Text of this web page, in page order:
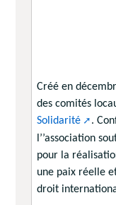
Créé en
des comités
Solidarité
.
l’’association
pour la
une paix réelle
droit